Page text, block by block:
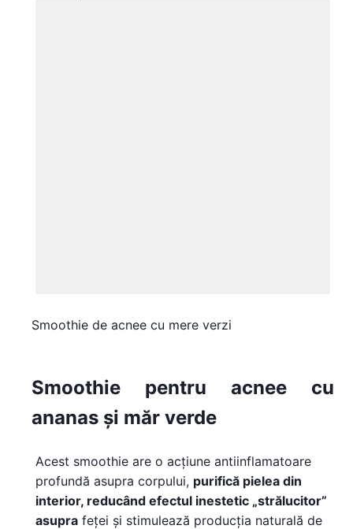
Smoothie de acnee cu mere verzi
Smoothie pentru acnee cu
ananas și măr verde
Acest smoothie are o acțiune antiinflamatoare
profundă asupra corpului, purifică pielea din
interior, reducând efectul inestetic „strălucitor”
asupra feței și stimulează producția naturală de